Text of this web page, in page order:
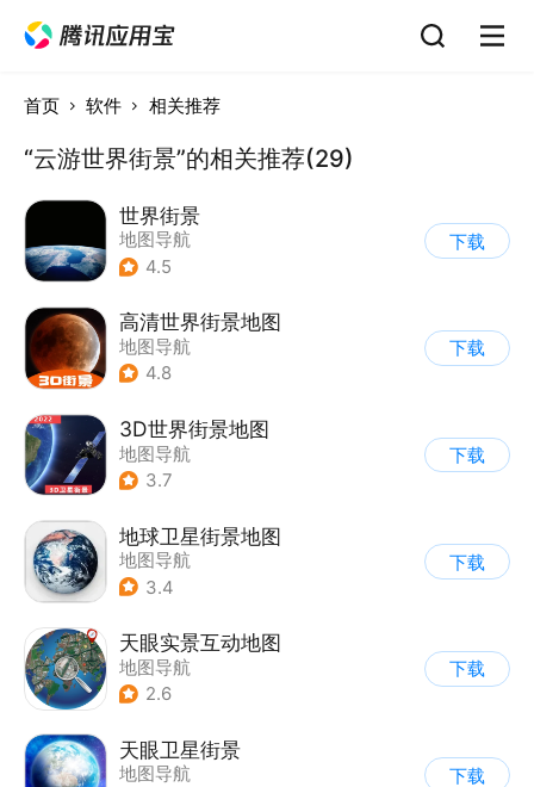
首页 软件 相关推荐
“云游世界街景”的相关推荐(29)
世界街景
地图导航
4.5
下载
高清世界街景地图
地图导航
4.8
下载
3D世界街景地图
地图导航
3.7
下载
地球卫星街景地图
地图导航
3.4
下载
天眼实景互动地图
地图导航
2.6
下载
天眼卫星街景
地图导航
下载